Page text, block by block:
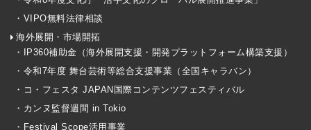
・VIPO無料法律相談
海外展開・市場開拓
・IP360補助金（海外展開支援・開発プラットフォーム構築支援）
・令和7年度 舞台芸術等総合支援事業（全国キャラバン）
・コ・フェスタ JAPAN国際コンテンツフェスティバル
・カンヌ監督週間 in Tokio
・Festival Scope活用事業